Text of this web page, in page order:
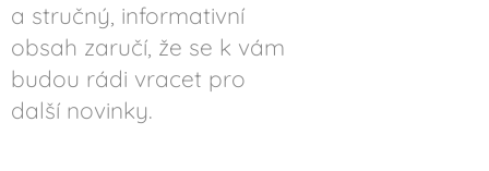
a stručný, informativní
obsah zaručí, že se k vám
budou rádi vracet pro
další novinky.